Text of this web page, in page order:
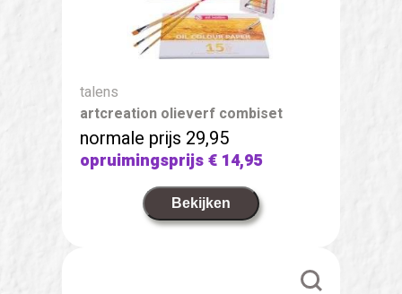
talens
artcreation olieverf combiset
normale prijs 29,95
opruimingsprijs€ 14,95
Bekijken